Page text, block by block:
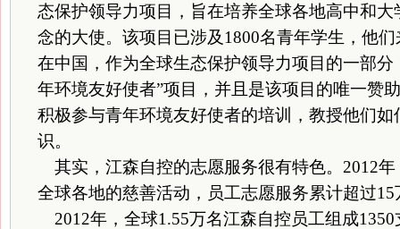
态保护领导力项目，旨在培养全球各地高中和
念的大使。该项目已涉及1800名青年学生，他
在中国，作为全球生态保护领导力项目的一部
年环境友好使者”项目，并且是该项目的唯一赞
积极参与青年环境友好使者的培训，教授他们
识。
其实，江森自控的志愿服务很有特色。2012
全球各地的慈善活动，员工志愿服务累计超过15
2012年，全球1.55万名江森自控员工组成1350